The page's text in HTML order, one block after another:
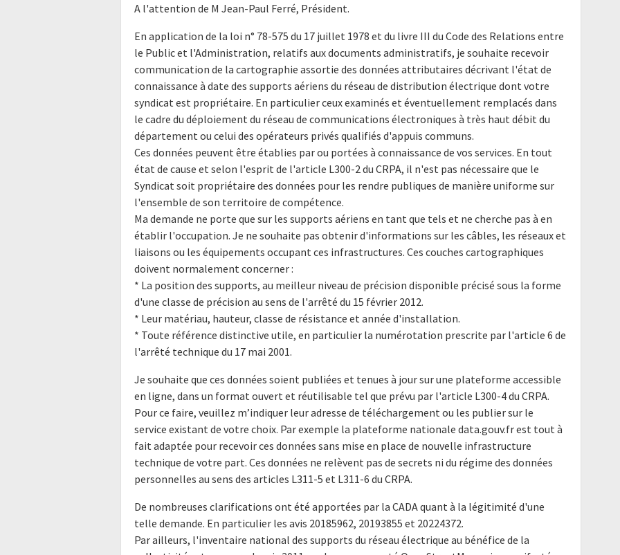
A l'attention de M Jean-Paul Ferré, Président.
En application de la loi n° 78-575 du 17 juillet 1978 et du livre III du Code des Relations entre
le Public et l'Administration, relatifs aux documents administratifs, je souhaite recevoir
communication de la cartographie assortie des données attributaires décrivant l'état de
connaissance à date des supports aériens du réseau de distribution électrique dont votre
syndicat est propriétaire. En particulier ceux examinés et éventuellement remplacés dans
le cadre du déploiement du réseau de communications électroniques à très haut débit du
département ou celui des opérateurs privés qualifiés d'appuis communs.
Ces données peuvent être établies par ou portées à connaissance de vos services. En tout
état de cause et selon l'esprit de l'article L300-2 du CRPA, il n'est pas nécessaire que le
Syndicat soit propriétaire des données pour les rendre publiques de manière uniforme sur
l'ensemble de son territoire de compétence.
Ma demande ne porte que sur les supports aériens en tant que tels et ne cherche pas à en
établir l'occupation. Je ne souhaite pas obtenir d'informations sur les câbles, les réseaux et
liaisons ou les équipements occupant ces infrastructures. Ces couches cartographiques
doivent normalement concerner :
* La position des supports, au meilleur niveau de précision disponible précisé sous la forme
d'une classe de précision au sens de l'arrêté du 15 février 2012.
* Leur matériau, hauteur, classe de résistance et année d'installation.
* Toute référence distinctive utile, en particulier la numérotation prescrite par l'article 6 de
l'arrêté technique du 17 mai 2001.
Je souhaite que ces données soient publiées et tenues à jour sur une plateforme accessible
en ligne, dans un format ouvert et réutilisable tel que prévu par l'article L300-4 du CRPA.
Pour ce faire, veuillez m’indiquer leur adresse de téléchargement ou les publier sur le
service existant de votre choix. Par exemple la plateforme nationale data.gouv.fr est tout à
fait adaptée pour recevoir ces données sans mise en place de nouvelle infrastructure
technique de votre part. Ces données ne relèvent pas de secrets ni du régime des données
personnelles au sens des articles L311-5 et L311-6 du CRPA.
De nombreuses clarifications ont été apportées par la CADA quant à la légitimité d'une
telle demande. En particulier les avis 20185962, 20193855 et 20224372.
Par ailleurs, l'inventaire national des supports du réseau électrique au bénéfice de la